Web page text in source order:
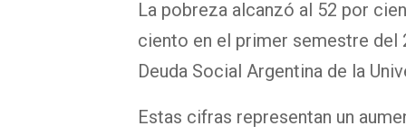
La pobreza alcanzó al 52 por
ciento en el primer semestre del
Deuda Social Argentina de la
Estas cifras representan un